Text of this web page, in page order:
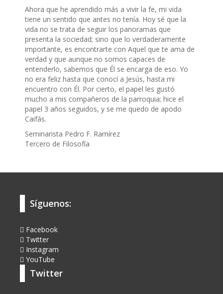
Ahora que he aprendido más a vivir la fe, mi vida
tiene un sentido que antes no tenía. Hoy sé que la
vida no se trata de seguir los panoramas que
presenta la sociedad; sino que lo verdaderamente
importante, es encontrarte con Aquel que te ama de
verdad y que aunque no somos capaces de
entenderlo, sabemos que Él se encarga de eso. Yo
no era feliz hasta que conocí a Jesús, hasta mi
encuentro con Él. Por cierto, el papel les gustó
mucho a mis compañeros de la parroquia; hice el
papel 3 años seguidos, y se me quedo de apodo
Caifás.
Seminarista Pedro F. Ramírez
Tercero de Filosofía
Síguenos:
Facebook
Twitter
Instagram
YouTube
Twitter